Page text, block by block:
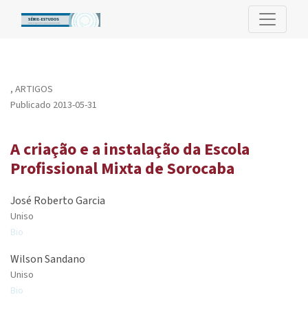
A criação e a instalação da Escola Profissional Mixta de
,ARTIGOS
A criação e a instalação da Escola
Profissional Mixta de Sorocaba
Publicado 2013-05-31
José Roberto Garcia
Uniso
Bio
Wilson Sandano
Uniso
Bio